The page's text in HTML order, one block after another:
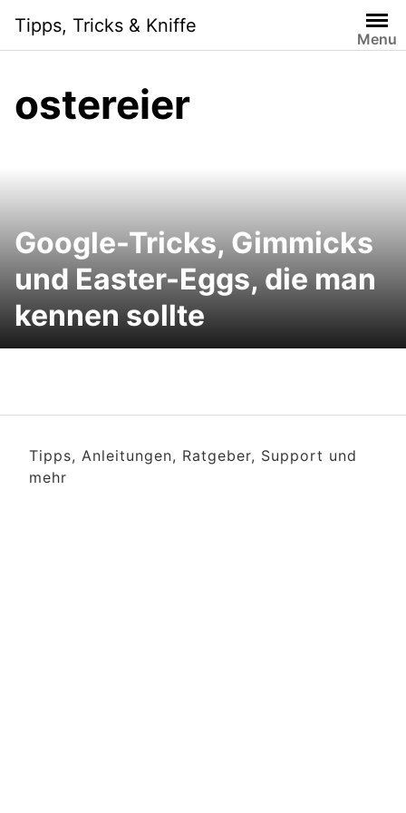
content
Tipps, Tricks & Kniffe
Menu
ostereier
Google-Tricks, Gimmicks
und Easter-Eggs, die man
kennen sollte
Tipps, Anleitungen, Ratgeber, Support und
mehr